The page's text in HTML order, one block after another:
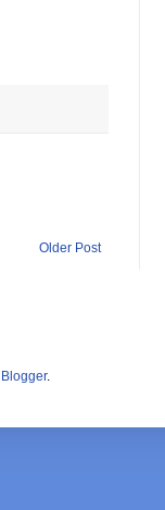
Older Post
Blogger.